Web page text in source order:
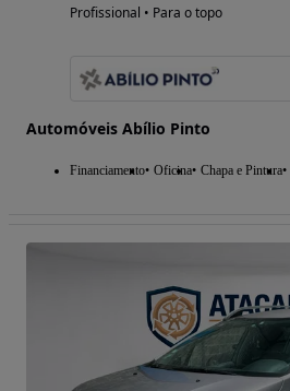
Profissional • Para o topo
Automóveis Abílio Pinto
Financiamento Oficina Chapa e Pintura